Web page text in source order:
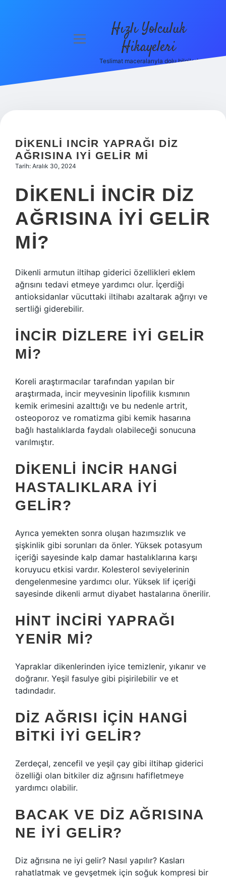
Hakkımızda
menüyü
Hızlı Yolculuk
Hikayeleri
Teslimat maceralarıyla dolu bilgiler!
DIKENLI INCIR YAPRAĞI DIZ
AĞRISINA IYI GELIR MI
Tarih: Aralık 30, 2024
DIKENLI INCIR DIZ
AĞRISINA IYI GELIR
MI?
Dikenli armutun iltihap giderici özellikleri eklem
ağrısını tedavi etmeye yardımcı olur. İçerdiği
antioksidanlar vücuttaki iltihabı azaltarak ağrıyı ve
sertliği giderebilir.
İNCIR DIZLERE IYI GELIR
MI?
Koreli araştırmacılar tarafından yapılan bir
araştırmada, incir meyvesinin lipofilik kısmının
kemik erimesini azalttığı ve bu nedenle artrit,
osteoporoz ve romatizma gibi kemik hasarına
bağlı hastalıklarda faydalı olabileceği sonucuna
varılmıştır.
DIKENLI INCIR HANGI
HASTALIKLARA IYI
GELIR?
Ayrıca yemekten sonra oluşan hazımsızlık ve
şişkinlik gibi sorunları da önler. Yüksek potasyum
içeriği sayesinde kalp damar hastalıklarına karşı
koruyucu etkisi vardır. Kolesterol seviyelerinin
dengelenmesine yardımcı olur. Yüksek lif içeriği
sayesinde dikenli armut diyabet hastalarına önerilir.
HINT INCIRI YAPRAĞI
YENIR MI?
Yapraklar dikenlerinden iyice temizlenir, yıkanır ve
doğranır. Yeşil fasulye gibi pişirilebilir ve et
tadındadır.
DIZ AĞRISI IÇIN HANGI
BITKI IYI GELIR?
Zerdeçal, zencefil ve yeşil çay gibi iltihap giderici
özelliği olan bitkiler diz ağrısını hafifletmeye
yardımcı olabilir.
BACAK VE DIZ AĞRISINA
NE IYI GELIR?
Diz ağrısına ne iyi gelir? Nasıl yapılır? Kasları
rahatlatmak ve gevşetmek için soğuk kompresi bir